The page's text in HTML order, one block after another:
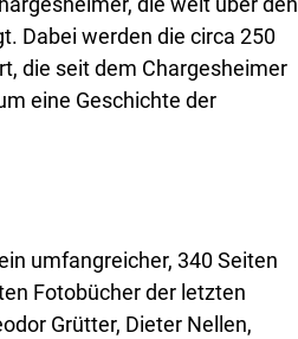
Dabei werden die circa 250
die seit dem Chargesheimer
eine Geschichte der
umfangreicher, 340 Seiten
Fotobücher der letzten
Grütter, Dieter Nellen,